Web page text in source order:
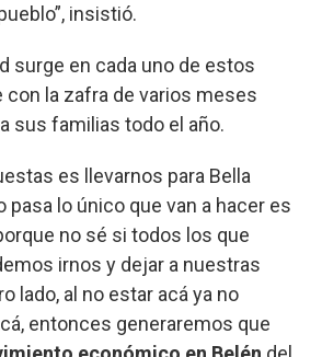
insistió.
surge en cada uno de estos
con la zafra de varios meses
sus familias todo el año.
es llevarnos para Bella
pasa lo único que van a hacer es
no sé si todos los que
irnos y dejar a nuestras
lado, al no estar acá ya no
entonces generaremos que